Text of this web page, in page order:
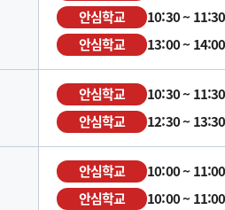
안심학교
10:30 ~ 11:30
안심학교
13:00 ~ 14:00
안심학교 10:30 ~ 11:30
안심학교
12:30 ~ 13:30
안심학교 10:00 ~ 11:00
안심학교
10:00 ~ 11:00